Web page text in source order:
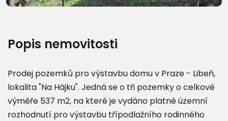
Popis nemovitosti
Prodej pozemků pro výstavbu domu v Praze - Libeň,
lokalita "Na Hájku". Jedná se o tři pozemky o celkové
výměře 537 m2, na které je vydáno platné územní
rozhodnutí pro výstavbu třípodlažního rodinného